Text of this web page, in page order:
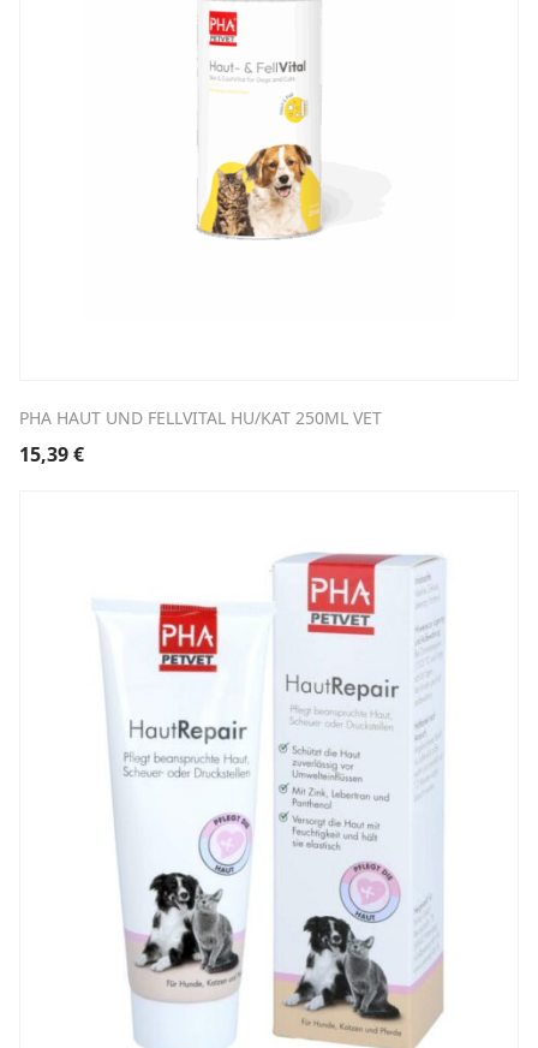
PHA HAUT UND FELLVITAL HU/KAT 250ML VET
15,39€